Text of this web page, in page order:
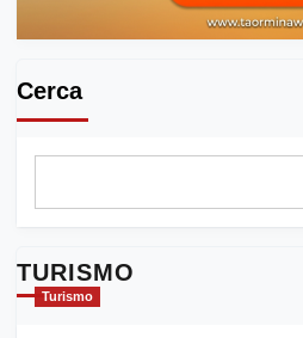
Cerca
TURISMO
Turismo